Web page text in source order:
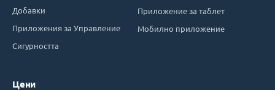
Добавки
Приложения за Управление
Сигурността
Цени
Приложение за таблет
Мобилно приложение